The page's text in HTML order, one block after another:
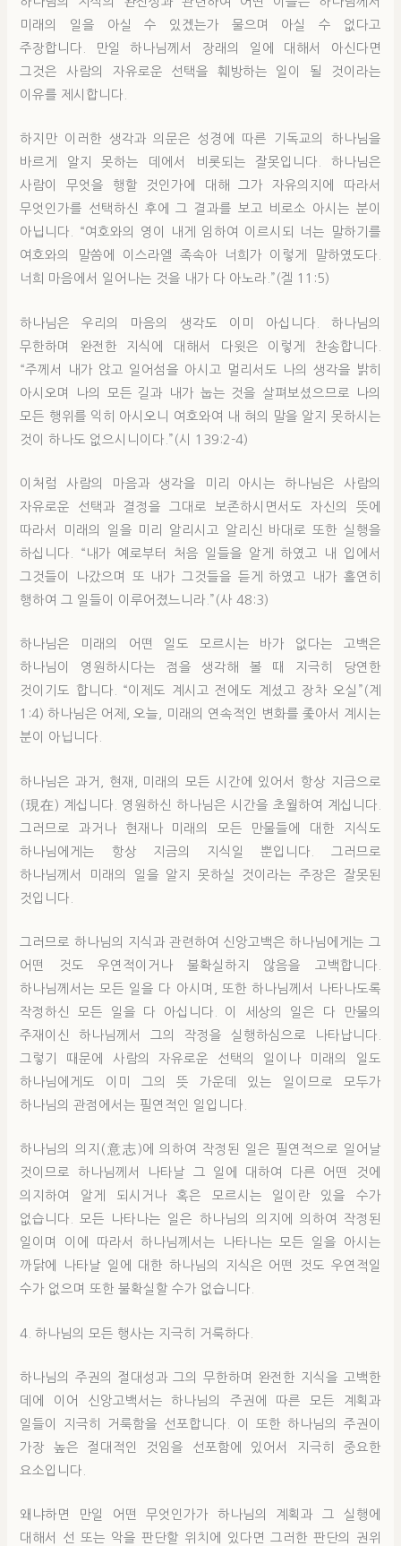
미래의 일을 아실 수 있겠는가 물으며 아실 수 없다고
주장합니다. 만일 하나님께서 장래의 일에 대해서 아신다면
그것은 사람의 자유로운 선택을 훼방하는 일이 될 것이라는
이유를 제시합니다.
하지만 이러한 생각과 의문은 성경에 따른 기독교의 하나님을
바르게 알지 못하는 데에서 비롯되는 잘못입니다. 하나님은
사람이 무엇을 행할 것인가에 대해 그가 자유의지에 따라서
무엇인가를 선택하신 후에 그 결과를 보고 비로소 아시는 분이
아닙니다. “여호와의 영이 내게 임하여 이르시되 너는 말하기를
여호와의 말씀에 이스라엘 족속아 너희가 이렇게 말하였도다.
너희 마음에서 일어나는 것을 내가 다 아노라.”(겔 11:5)
하나님은 우리의 마음의 생각도 이미 아십니다. 하나님의
무한하며 완전한 지식에 대해서 다윗은 이렇게 찬송합니다.
“주께서 내가 앉고 일어섬을 아시고 멀리서도 나의 생각을 밝히
아시오며 나의 모든 길과 내가 눕는 것을 살펴보셨으므로 나의
모든 행위를 익히 아시오니 여호와여 내 혀의 말을 알지 못하시는
것이 하나도 없으시니이다.”(시 139:2-4)
이처럼 사람의 마음과 생각을 미리 아시는 하나님은 사람의
자유로운 선택과 결정을 그대로 보존하시면서도 자신의 뜻에
따라서 미래의 일을 미리 알리시고 알리신 바대로 또한 실행을
하십니다. “내가 예로부터 처음 일들을 알게 하였고 내 입에서
그것들이 나갔으며 또 내가 그것들을 듣게 하였고 내가 홀연히
행하여 그 일들이 이루어졌느니라.”(사 48:3)
하나님은 미래의 어떤 일도 모르시는 바가 없다는 고백은
하나님이 영원하시다는 점을 생각해 볼 때 지극히 당연한
것이기도 합니다. “이제도 계시고 전에도 계셨고 장차 오실”(계
1:4) 하나님은 어제, 오늘, 미래의 연속적인 변화를 좇아서 계시는
분이 아닙니다.
하나님은 과거, 현재, 미래의 모든 시간에 있어서 항상 지금으로
(現在) 계십니다. 영원하신 하나님은 시간을 초월하여 계십니다.
그러므로 과거나 현재나 미래의 모든 만물들에 대한 지식도
하나님에게는 항상 지금의 지식일 뿐입니다. 그러므로
하나님께서 미래의 일을 알지 못하실 것이라는 주장은 잘못된
것입니다.
그러므로 하나님의 지식과 관련하여 신앙고백은 하나님에게는 그
어떤 것도 우연적이거나 불확실하지 않음을 고백합니다.
하나님께서는 모든 일을 다 아시며, 또한 하나님께서 나타나도록
작정하신 모든 일을 다 아십니다. 이 세상의 일은 다 만물의
주재이신 하나님께서 그의 작정을 실행하심으로 나타납니다.
그렇기 때문에 사람의 자유로운 선택의 일이나 미래의 일도
하나님에게도 이미 그의 뜻 가운데 있는 일이므로 모두가
하나님의 관점에서는 필연적인 일입니다.
하나님의 의지(意志)에 의하여 작정된 일은 필연적으로 일어날
것이므로 하나님께서 나타날 그 일에 대하여 다른 어떤 것에
의지하여 알게 되시거나 혹은 모르시는 일이란 있을 수가
없습니다. 모든 나타나는 일은 하나님의 의지에 의하여 작정된
일이며 이에 따라서 하나님께서는 나타나는 모든 일을 아시는
까닭에 나타날 일에 대한 하나님의 지식은 어떤 것도 우연적일
수가 없으며 또한 불확실할 수가 없습니다.
4. 하나님의 모든 행사는 지극히 거룩하다.
하나님의 주권의 절대성과 그의 무한하며 완전한 지식을 고백한
데에 이어 신앙고백서는 하나님의 주권에 따른 모든 계획과
일들이 지극히 거룩함을 선포합니다. 이 또한 하나님의 주권이
가장 높은 절대적인 것임을 선포함에 있어서 지극히 중요한
요소입니다.
왜냐하면 만일 어떤 무엇인가가 하나님의 계획과 그 실행에
대해서 선 또는 악을 판단할 위치에 있다면 그러한 판단의 권위